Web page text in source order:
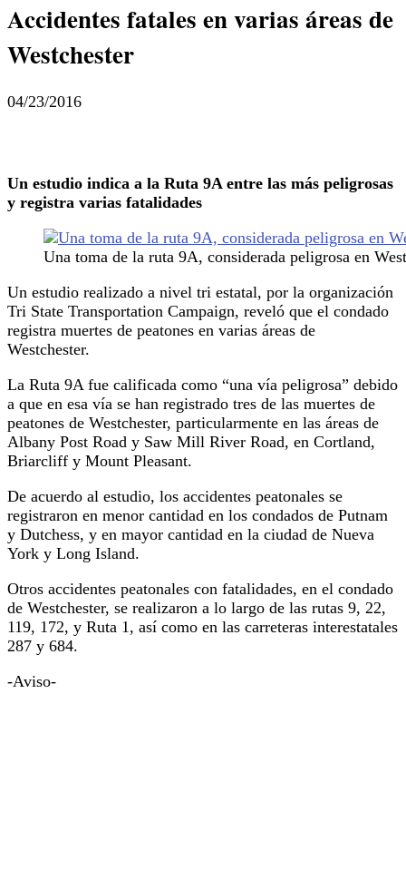
Accidentes fatales en varias áreas de
Westchester
04/23/2016
Un estudio indica a la Ruta 9A entre las más peligrosas
y registra varias fatalidades
Una toma de la ruta 9A, considerada peligrosa en
Un estudio realizado a nivel tri estatal, por la organización
Tri State Transportation Campaign, reveló que el condado
registra muertes de peatones en varias áreas de
Westchester.
La Ruta 9A fue calificada como “una vía peligrosa” debido
a que en esa vía se han registrado tres de las muertes de
peatones de Westchester, particularmente en las áreas de
Albany Post Road y Saw Mill River Road, en Cortland,
Briarcliff y Mount Pleasant.
De acuerdo al estudio, los accidentes peatonales se
registraron en menor cantidad en los condados de Putnam
y Dutchess, y en mayor cantidad en la ciudad de Nueva
York y Long Island.
Otros accidentes peatonales con fatalidades, en el condado
de Westchester, se realizaron a lo largo de las rutas 9, 22,
119, 172, y Ruta 1, así como en las carreteras interestatales
287 y 684.
-Aviso-